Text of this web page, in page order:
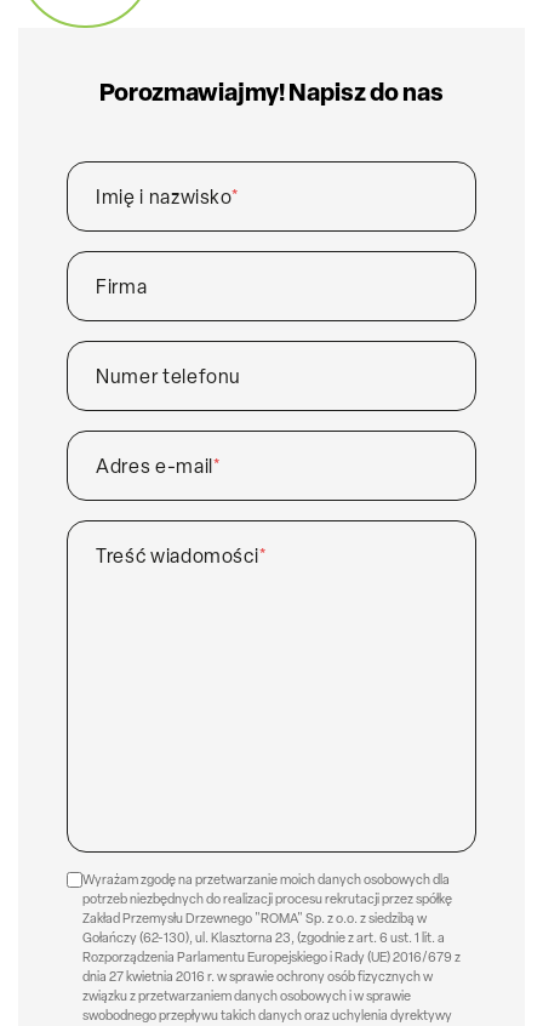
Porozmawiajmy! Napisz do nas
Imię i nazwisko*
Firma
Numer telefonu
Adres e-mail *
Treść wiadomości*
Wyrażam zgodę na przetwarzanie moich danych osobowych dla
potrzeb niezbędnych do realizacji procesu rekrutacji przez spółkę
Zakład Przemysłu Drzewnego "ROMA" Sp. z o.o. z siedzibą w
Gołańczy (62-130), ul. Klasztorna 23, (zgodnie z art. 6 ust. 1 lit. a
Rozporządzenia Parlamentu Europejskiego i Rady (UE) 2016/679 z
dnia 27 kwietnia 2016 r. w sprawie ochrony osób fizycznych w
związku z przetwarzaniem danych osobowych i w sprawie
swobodnego przepływu takich danych oraz uchylenia dyrektywy